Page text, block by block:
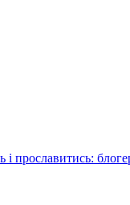
прославитись: